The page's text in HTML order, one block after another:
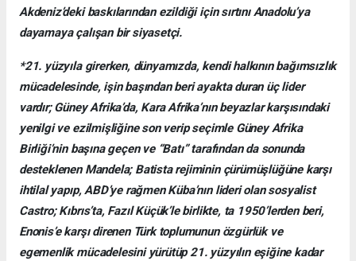
Akdeniz’deki baskılarından ezildiği için sırtını Anadolu’ya
dayamaya çalışan bir siyasetçi.
*21. yüzyıla girerken, dünyamızda, kendi halkının bağımsızlık
mücadelesinde, işin başından beri ayakta duran üç lider
vardır; Güney Afrika’da, Kara Afrika’nın beyazlar karşısındaki
yenilgi ve ezilmişliğine son verip seçimle Güney Afrika
Birliği’nin başına geçen ve “Batı” tarafından da sonunda
desteklenen Mandela; Batista rejiminin çürümüşlüğüne karşı
ihtilal yapıp, ABD’ye rağmen Küba’nın lideri olan sosyalist
Castro; Kıbrıs’ta, Fazıl Küçük’le birlikte, ta 1950’lerden beri,
Enonis’e karşı direnen Türk toplumunun özgürlük ve
egemenlik mücadelesini yürütüp 21. yüzyılın eşiğine kadar